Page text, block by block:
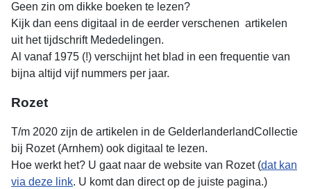
Geen zin om dikke boeken te lezen?
Kijk dan eens digitaal in de eerder verschenen artikelen
uit het tijdschrift Mededelingen.
Al vanaf 1975 (!) verschijnt het blad in een frequentie van
bijna altijd vijf nummers per jaar.
Rozet
T/m 2020 zijn de artikelen in de GelderlanderlandCollectie
bij Rozet (Arnhem) ook digitaal te lezen.
Hoe werkt het? U gaat naar de website van Rozet (dat kan
via deze link. U komt dan direct op de juiste pagina.)